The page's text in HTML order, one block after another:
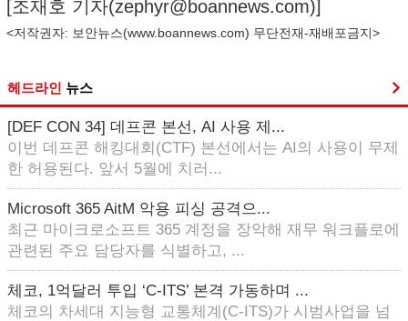
[조재호 기자(zephyr@boannews.com)]
<저작권자: 보안뉴스(www.boannews.com) 무단전재-재배포금지>
헤드라인 뉴스
[DEF CON 34] 데프콘 본선, AI 사용 제...
이번 데프콘 해킹대회(CTF) 본선에서는 AI의 사용이 무제
한 허용된다. 앞서 5월에 치러...
Microsoft 365 AitM 악용 피싱 공격으...
최근 마이크로소프트 365 계정을 장악해 재무 워크플로에
관련된 주요 담당자를 식별하고, ...
체코, 1억달러 투입 ‘C-ITS’ 본격 가동하며 ...
체코의 차세대 지능형 교통체계(C-ITS)가 시범사업을 넘